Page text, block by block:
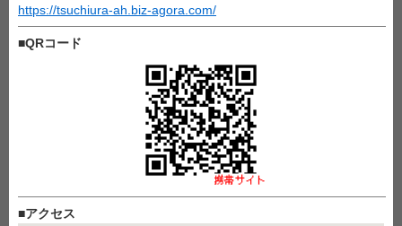
https://tsuchiura-ah.biz-agora.com/
■QRコード
■アクセス